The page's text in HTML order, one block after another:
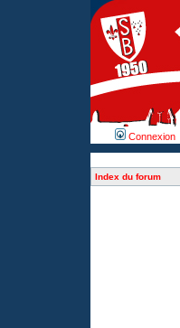
Connexion
Index du forum